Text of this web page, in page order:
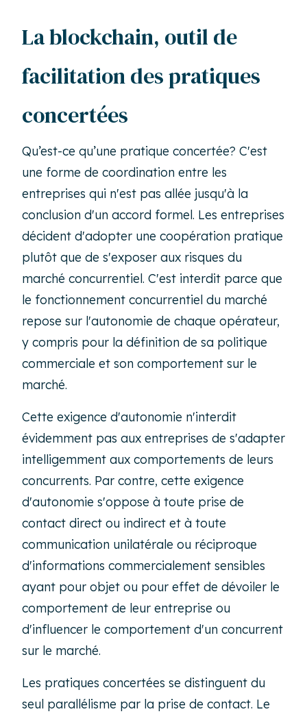
La blockchain, outil de
facilitation des pratiques
concertées
Qu’est-ce qu’une pratique concertée? C'est
une forme de coordination entre les
entreprises qui n'est pas allée jusqu'à la
conclusion d'un accord formel. Les entreprises
décident d'adopter une coopération pratique
plutôt que de s'exposer aux risques du
marché concurrentiel. C'est interdit parce que
le fonctionnement concurrentiel du marché
repose sur l'autonomie de chaque opérateur,
y compris pour la définition de sa politique
commerciale et son comportement sur le
marché.
Cette exigence d'autonomie n'interdit
évidemment pas aux entreprises de s'adapter
intelligemment aux comportements de leurs
concurrents. Par contre, cette exigence
d'autonomie s'oppose à toute prise de
contact direct ou indirect et à toute
communication unilatérale ou réciproque
d'informations commercialement sensibles
ayant pour objet ou pour effet de dévoiler le
comportement de leur entreprise ou
d'influencer le comportement d'un concurrent
sur le marché.
Les pratiques concertées se distinguent du
seul parallélisme par la prise de contact. Le